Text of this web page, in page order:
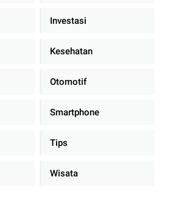
Investasi
Kesehatan
Otomotif
Smartphone
Tips
Wisata